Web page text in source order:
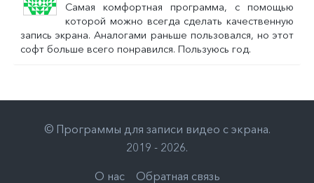
Самая комфортная программа, с помощью
которой можно всегда сделать качественную
запись экрана. Аналогами раньше пользовался, но этот
софт больше всего понравился. Пользуюсь год.
© Программы для записи видео с экрана.
2019 - 2026.
О нас Обратная связь